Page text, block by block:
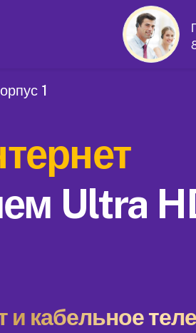
1
Ultra
кабельное